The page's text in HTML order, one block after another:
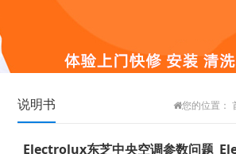
说明书 您的位置：
Electrolux东芝中央空调参数问题